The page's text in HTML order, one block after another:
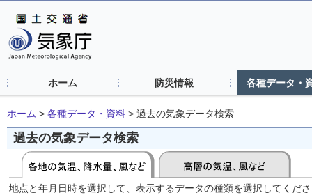
ホーム 防災情報 各種データ・
ホーム > 各種データ・資料 > 過去の気象データ検索
過去の気象データ検索
地点と年月日時を選択して、表示するデータの種類を選択してくだ